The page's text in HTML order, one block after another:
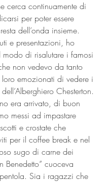
cerca continuamente di
per poter essere
dell’onda insieme.
e presentazioni, ho
di risalutare i famosi
non vedevo da tanto
emozionati di vedere i
Chesterton.
era arrivato, di buon
messi ad impastare
e crostate che
per il coffee break e nel
sugo di carne dei
Benedetto” cuoceva
Sia i ragazzi che